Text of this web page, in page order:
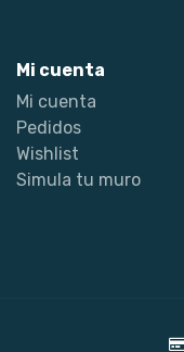
Mi cuenta
Mi cuenta
Pedidos
Wishlist
Simula tu muro